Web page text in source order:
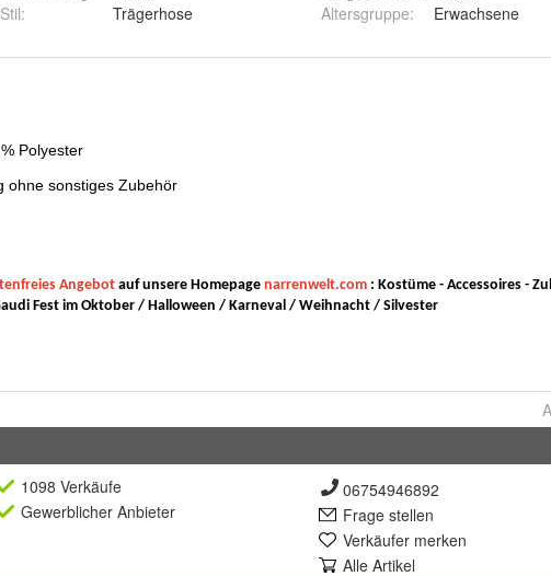
Stil: Trägerhose
Altersgruppe: Erwachsene
1098 Verkäufe
Gewerblicher Anbieter
06754946892
Frage stellen
Verkäufer merken
Alle Artikel